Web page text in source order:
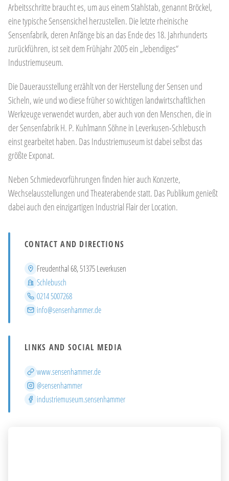
Arbeitsschritte braucht es, um aus einem Stahlstab, genannt Bröckel,
eine typische Sensensichel herzustellen. Die letzte rheinische
Sensenfabrik, deren Anfänge bis an das Ende des 18. Jahrhunderts
zurückführen, ist seit dem Frühjahr 2005 ein „lebendiges“
Industriemuseum.
Die Dauerausstellung erzählt von der Herstellung der Sensen und
Sicheln, wie und wo diese früher so wichtigen landwirtschaftlichen
Werkzeuge verwendet wurden, aber auch von den Menschen, die in
der Sensenfabrik H. P. Kuhlmann Söhne in Leverkusen-Schlebusch
einst gearbeitet haben. Das Industriemuseum ist dabei selbst das
größte Exponat.
Neben Schmiedevorführungen finden hier auch Konzerte,
Wechselausstellungen und Theaterabende statt. Das Publikum genießt
dabei auch den einzigartigen Industrial Flair der Location.
CONTACT AND DIRECTIONS
Address
Freudenthal 68, 51375 Leverkusen
District
Schlebusch
Phone
0214 5007268
Email
info@sensenhammer.de
LINKS AND SOCIAL MEDIA
Website
www.sensenhammer.de
Instagram
@sensenhammer
Facebook
industriemuseum.sensenhammer